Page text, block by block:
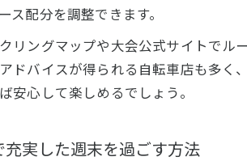
ヒルクライ
ヒルク
ヒルク
ス配分を調整できます。
リングマップや大会公式サイトで
ドバイスが得られる自転車店も多
安心して楽しめるでしょう。
実した週末を過ごす方法